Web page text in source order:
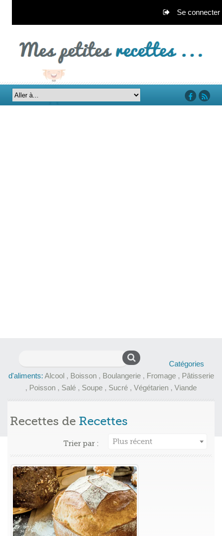
Se connecter
Catégories
d'aliments: Alcool , Boisson, Boulangerie, Fromage, Pâtisserie
, Poisson , Salé , Soupe , Sucré , Végétarien , Viande
Recettes de Recettes
Trier par : Plus récent